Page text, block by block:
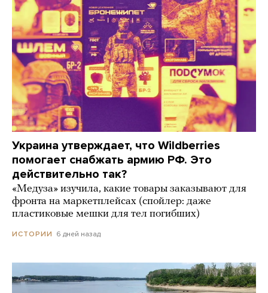
Украина утверждает, что Wildberries
помогает снабжать армию РФ. Это
действительно так?
«Медуза» изучила, какие товары заказывают для
фронта на маркетплейсах (спойлер: даже
пластиковые мешки для тел погибших)
ИСТОРИИ 6 дней назад